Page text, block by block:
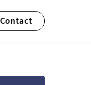
Contact